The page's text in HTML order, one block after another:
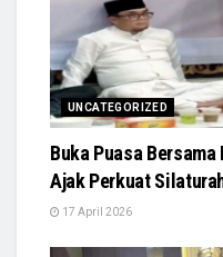
UNCATEGORIZED
Buka Puasa
Ajak Perkuat
17 April 2026